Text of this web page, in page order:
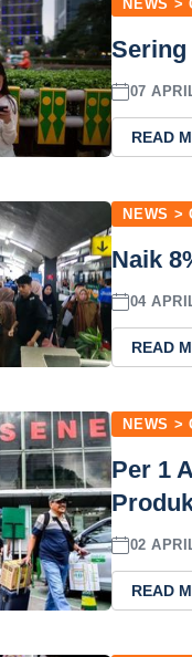
NEWS >
Sering
07
READ
NEWS >
Naik
04
READ
NEWS >
Per 1
02
READ